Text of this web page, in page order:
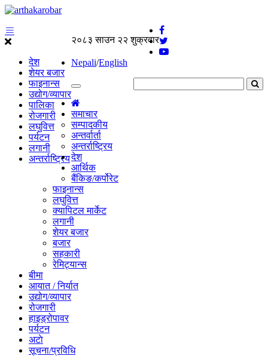
देश
शेयर बजार
फाइनान्स
उद्योग/व्यापार
पालिका
रोजगारी
लघुवित्त
पर्यटन
लगानी
अन्तर्राष्ट्रिय
२०८३ साउन २२ शुक्रवार
Nepali/English
समाचार
सम्पादकीय
अन्तर्वार्ता
अन्तर्राष्ट्रिय
देश
आर्थिक
बैंकिङ/कर्पोरेट
फाइनान्स
लघुवित्त
क्यापिटल मार्केट
लगानी
शेयर बजार
बजार
सहकारी
रेमिट्यान्स
बीमा
आयात / निर्यात
उद्योग/व्यापार
रोजगारी
हाइड्रोपावर
पर्यटन
अटाे
सूचना/प्रविधि